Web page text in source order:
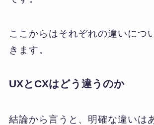
ここからはそれぞれの違いにつ
きます。
UXとCXはどう違うのか
結論から言うと、明確な違いは